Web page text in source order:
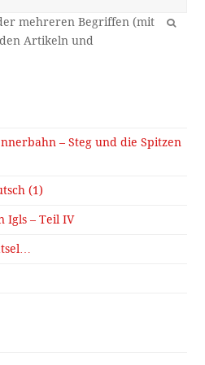
OK
– Steg und die Spitzen
(1)
Igls – Teil IV